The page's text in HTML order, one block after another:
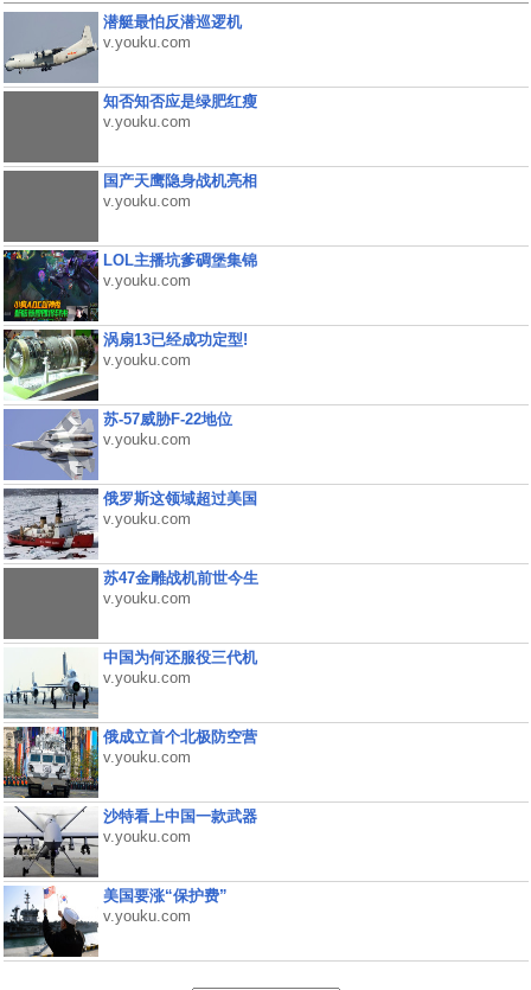
潜艇最怕反潜巡逻机
v.youku.com
知否知否应是绿肥红瘦
v.youku.com
国产天鹰隐身战机亮相
v.youku.com
LOL主播坑爹碉堡集锦
v.youku.com
涡扇13已经成功定型!
v.youku.com
苏-57威胁F-22地位
v.youku.com
俄罗斯这领域超过美国
v.youku.com
苏47金雕战机前世今生
v.youku.com
中国为何还服役三代机
v.youku.com
俄成立首个北极防空营
v.youku.com
沙特看上中国一款武器
v.youku.com
美国要涨“保护费”
v.youku.com